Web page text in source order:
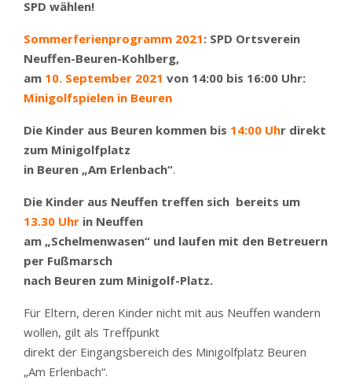
SPD wählen!
Sommerferienprogramm 2021: SPD Ortsverein
Neuffen-Beuren-Kohlberg,
am 10. September 2021 von 14:00 bis 16:00 Uhr:
Minigolfspielen in Beuren
Die Kinder aus Beuren kommen bis 14:00 Uhr direkt
zum Minigolfplatz
in Beuren „Am Erlenbach“.
Die Kinder aus Neuffen treffen sich bereits um
13.30 Uhr in Neuffen
am „Schelmenwasen“ und laufen mit den Betreuern
per Fußmarsch
nach Beuren zum Minigolf-Platz.
Für Eltern, deren Kinder nicht mit aus Neuffen wandern
wollen, gilt als Treffpunkt
direkt der Eingangsbereich des Minigolfplatz Beuren
„Am Erlenbach“.